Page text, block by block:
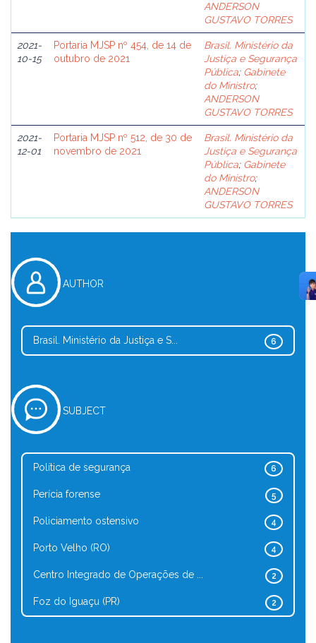
ANDERSON
GUSTAVO TORRES
2021-
10-15
Portaria MJSP nº 454, de 14 de
outubro de 2021
Brasil. Ministério da
Justiça e Segurança
Pública; Gabinete
do Ministro;
ANDERSON
GUSTAVO TORRES
2021-
12-01
Portaria MJSP nº 512, de 30 de
novembro de 2021
Brasil. Ministério da
Justiça e Segurança
Pública; Gabinete
do Ministro;
ANDERSON
GUSTAVO TORRES
AUTHOR
6
Brasil. Ministério da Justiça e S...
SUBJECT
6
Política de segurança
5
Perícia forense
4
Policiamento ostensivo
4
Porto Velho (RO)
2
Centro Integrado de Operações de ...
2
Foz do Iguaçu (PR)